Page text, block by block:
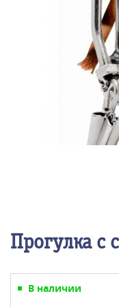
Прогулка с
В наличии